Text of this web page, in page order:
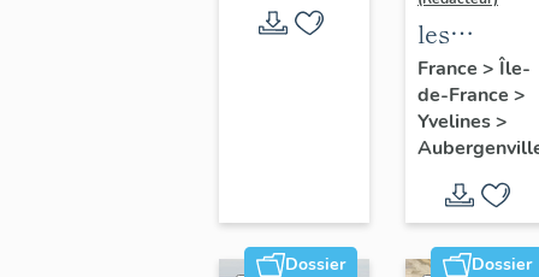
d'Elisabethville
les
maisons
France > Île-
de-France >
Yvelines>
Dossier Dossier